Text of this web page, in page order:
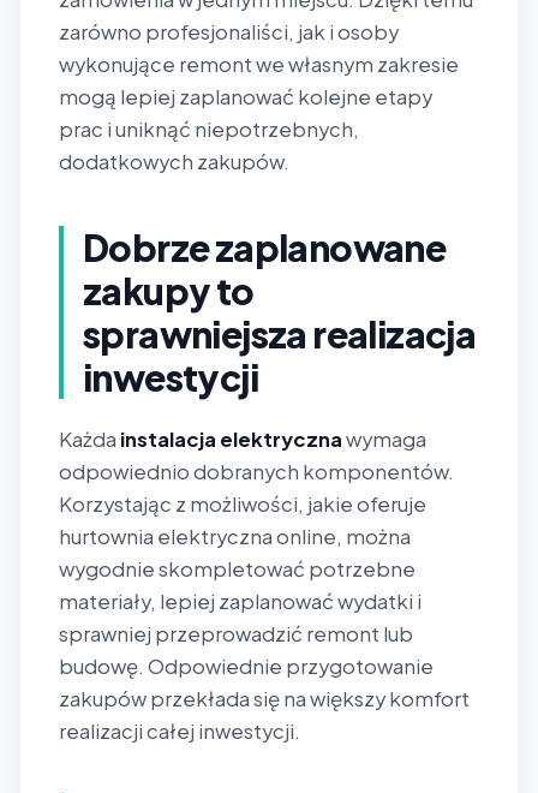
zarówno profesjonaliści, jak i osoby
wykonujące remont we własnym zakresie
mogą lepiej zaplanować kolejne etapy
prac i uniknąć niepotrzebnych,
dodatkowych zakupów.
Dobrze zaplanowane
zakupy to
sprawniejsza realizacja
inwestycji
Każda instalacja elektrycznawymaga
odpowiednio dobranych komponentów.
Korzystając z możliwości, jakie oferuje
hurtownia elektryczna online, można
wygodnie skompletować potrzebne
materiały, lepiej zaplanować wydatki i
sprawniej przeprowadzić remont lub
budowę. Odpowiednie przygotowanie
zakupów przekłada się na większy komfort
realizacji całej inwestycji.